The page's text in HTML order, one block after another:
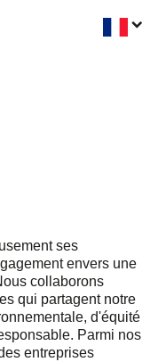
ses
envers une
collaborons
qui partagent notre
d'équité
Parmi nos
entreprises